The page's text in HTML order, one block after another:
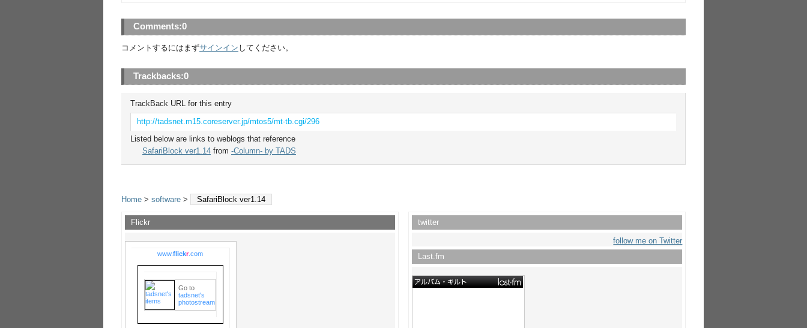
Comments:0
コメントするにはまずサインイン してください。
Trackbacks:0
TrackBack URL for this entry
http://tadsnet.m15.coreserver.jp/mtos5/mt-tb.cgi/296
Listed below are links to weblogs that reference
SafariBlock ver1.14 from -Column- by TADS
Home > software > SafariBlock ver1.14
Flickr
www.flickr.com
Go to
tadsnet's
photostream
twitter
follow me on Twitter
Last.fm